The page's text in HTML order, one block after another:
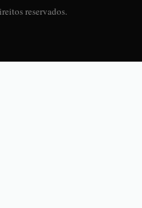
reservados.